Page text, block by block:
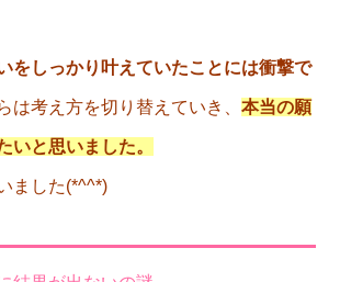
をしっかり叶えていたことには衝撃で
は考え方を切り替えていき、 本当の願
いと思いました。
ました(*^^*)